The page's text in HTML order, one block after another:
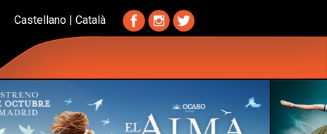
Castellano |Català